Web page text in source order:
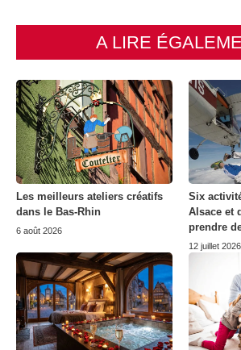
A LIRE
Les meilleurs ateliers créatifs
dans le Bas-Rhin
6 août 2026
Six
Alsace et
prendre
12 juillet 2026